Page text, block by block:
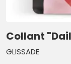
Collant
GLISSADE